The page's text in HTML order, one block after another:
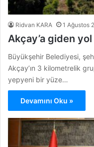
Ridvan KARA 1 Ağustos
Akçay’a giden
Büyükşehir Belediyesi,
Akçay’ın 3 kilometrelik
yepyeni bir yüze…
Devamını Oku »